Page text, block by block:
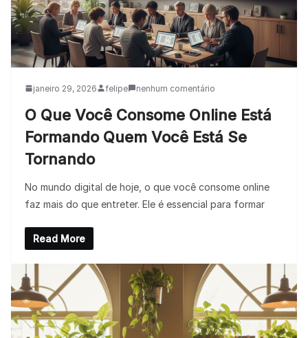
janeiro 29, 2026 felipe nenhum comentário
O Que Você Consome Online Está
Formando Quem Você Está Se
Tornando
No mundo digital de hoje, o que você consome online
faz mais do que entreter. Ele é essencial para formar
Read More